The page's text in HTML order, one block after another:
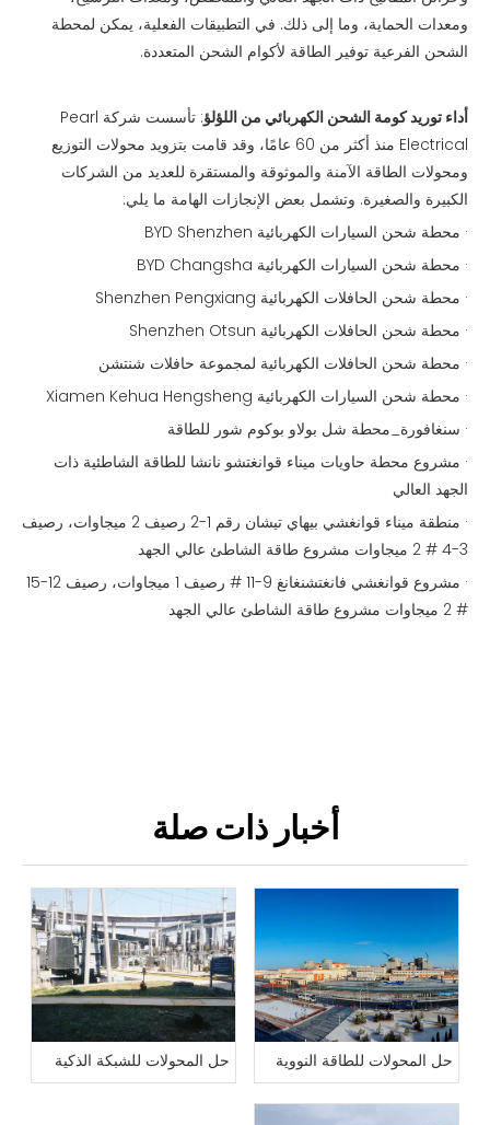
ومعدات الحماية، وما إلى ذلك. في التطبيقات الفعلية، يمكن لمحطة
الشحن الفرعية توفير الطاقة لأكوام الشحن المتعددة.
أداء توريد كومة الشحن الكهربائي من اللؤلؤ
: تأسست شركة Pearl
Electrical منذ أكثر من 60 عامًا، وقد قامت بتزويد محولات التوزيع
ومحولات الطاقة الآمنة والموثوقة والمستقرة للعديد من الشركات
الكبيرة والصغيرة. وتشمل بعض الإنجازات الهامة ما يلي:
· محطة شحن السيارات الكهربائية BYD Shenzhen
· محطة شحن السيارات الكهربائية BYD Changsha
· محطة شحن الحافلات الكهربائية Shenzhen Pengxiang
· محطة شحن الحافلات الكهربائية Shenzhen Otsun
· محطة شحن الحافلات الكهربائية لمجموعة حافلات شنتشن
· محطة شحن السيارات الكهربائية Xiamen Kehua Hengsheng
· سنغافورة_محطة شل بولاو بوكوم شور للطاقة
· مشروع محطة حاويات ميناء قوانغتشو نانشا للطاقة الشاطئية ذات
الجهد العالي
· منطقة ميناء قوانغشي بيهاي تيشان رقم 1-2 رصيف 2 ميجاوات، رصيف
3-4 # 2 ميجاوات مشروع طاقة الشاطئ عالي الجهد
· مشروع قوانغشي فانغتشنغانغ 9-11 # رصيف 1 ميجاوات، رصيف 12-15
# 2 ميجاوات مشروع طاقة الشاطئ عالي الجهد
أخبار ذات صلة
حل المحولات للطاقة النووية حل المحولات للشبكة الذكية